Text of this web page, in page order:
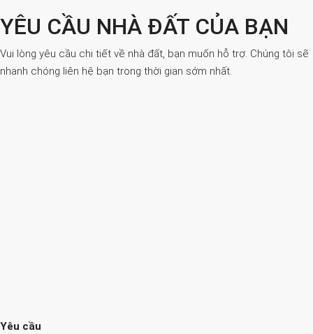
YÊU CẦU NHÀ ĐẤT CỦA BẠN
Vui lòng yêu cầu chi tiết về nhà đất, bạn muốn hỗ trợ. Chúng tôi sẽ
nhanh chóng liên hệ bạn trong thời gian sớm nhất.
Yêu cầu